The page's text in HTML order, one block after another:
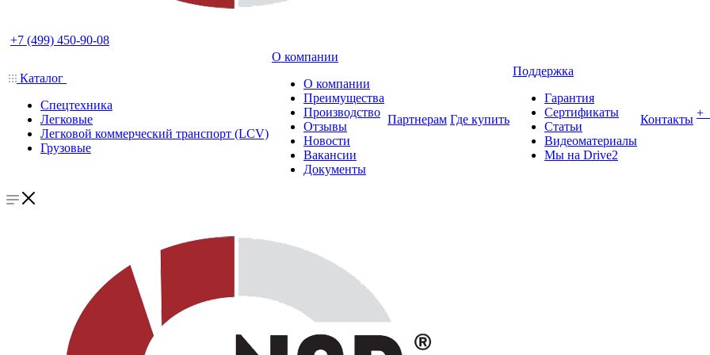
+7 (499) 450-90-08
Каталог
Спецтехника
Легковые
Легковой коммерческий транспорт (LCV)
Грузовые
О компании
О компании
Преимущества
Производство
Отзывы
Новости
Вакансии
Документы
Партнерам Где купить
Поддержка
Гарантия
Сертификаты
Статьи
Видеоматериалы
Мы на Drive2
Контакты +